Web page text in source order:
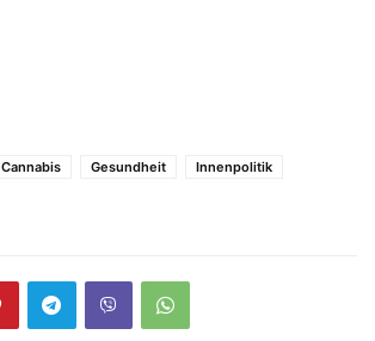
Cannabis Gesundheit
Innenpolitik